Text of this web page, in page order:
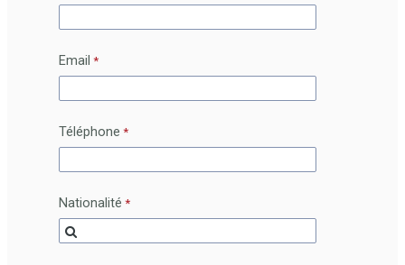
Email
Téléphone
Nationalité